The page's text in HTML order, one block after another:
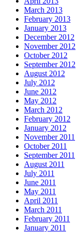
March 2013
February 2013
January 2013
December 2012
November 2012
October 2012
September 2012
August 2012
July 2012
June 2012
May 2012
March 2012
February 2012
January 2012
November 2011
October 2011
September 2011
August 2011
July 2011
June 2011
May 2011
April 2011
March 2011
February 2011
January 2011